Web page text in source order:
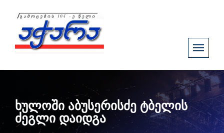
ხულოში აბუსერისძე ტბელის
ძეგლი დაიდგა